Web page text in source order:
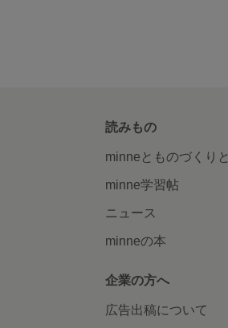
読みもの
minneとものづくりと
minne学習帖
ニュース
minneの本
企業の方へ
広告出稿について